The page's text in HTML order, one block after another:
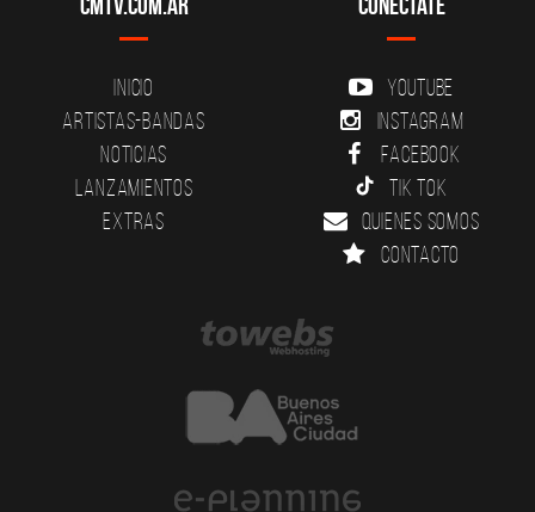
Inicio
Artistas-Bandas
Noticias
Lanzamientos
Extras
YouTube
Instagram
Facebook
Tik Tok
Quienes somos
Contacto